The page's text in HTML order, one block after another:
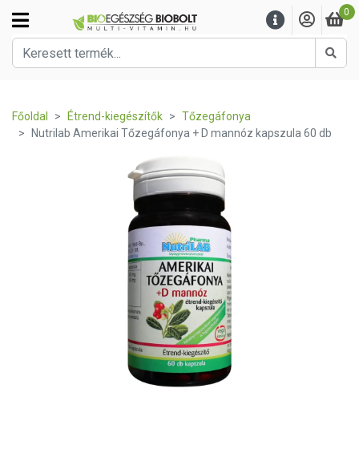
0
Főoldal Étrend-kiegészítők
Tőzegáfonya
Nutrilab Amerikai Tőzegáfonya + D mannóz kapszula 60 db